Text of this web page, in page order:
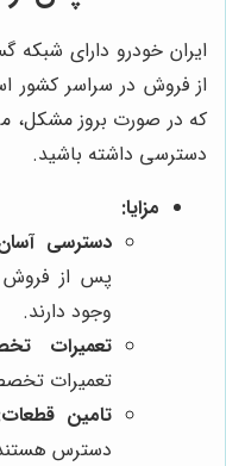
ایران خودرو دارای
از فروش در سراسر کشور
که در صورت بروز مشکل،
دسترسی داشته باشید.
مزایا:
دسترسی
پس از فروش
وجود دارند.
تعمیرات
تعمیرات
تامین
دسترس